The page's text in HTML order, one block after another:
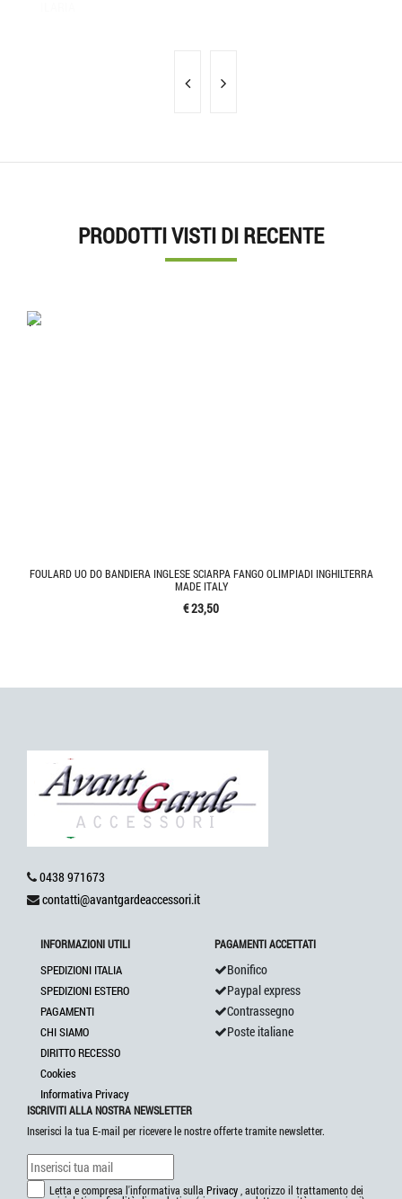
PRODOTTI VISTI DI RECENTE
'.'
FOULARD UO DO BANDIERA INGLESE SCIARPA FANGO OLIMPIADI INGHILTERRA
MADE ITALY
€ 23,50
0438 971673
contatti@avantgardeaccessori.it
INFORMAZIONI UTILI
SPEDIZIONI ITALIA
SPEDIZIONI ESTERO
PAGAMENTI
CHI SIAMO
DIRITTO RECESSO
Cookies
Informativa Privacy
PAGAMENTI ACCETTATI
Bonifico
Paypal express
Contrassegno
Poste italiane
ISCRIVITI ALLA NOSTRA NEWSLETTER
Inserisci la tua E-mail per ricevere le nostre offerte tramite newsletter.
Letta e compresa l'informativa sulla Privacy , autorizzo il trattamento dei